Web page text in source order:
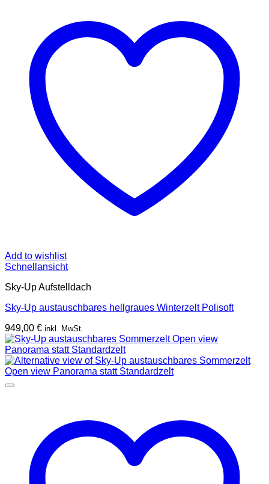
Add to wishlist
Schnellansicht
Sky-Up Aufstelldach
Sky-Up austauschbares hellgraues Winterzelt Polisoft
949,00 € inkl. MwSt.